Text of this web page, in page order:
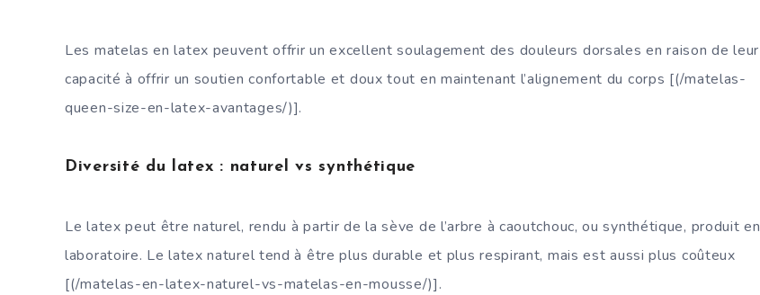
Les matelas en latex peuvent offrir un excellent soulagement des douleurs dorsales en raison de leur
capacité à offrir un soutien confortable et doux tout en maintenant l’alignement du corps [(/matelas-
queen-size-en-latex-avantages/)].
Diversité du latex : naturel vs synthétique
Le latex peut être naturel, rendu à partir de la sève de l’arbre à caoutchouc, ou synthétique, produit en
laboratoire. Le latex naturel tend à être plus durable et plus respirant, mais est aussi plus coûteux
[(/matelas-en-latex-naturel-vs-matelas-en-mousse/)].